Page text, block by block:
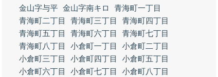
金山字与平 金山字南キロ
青海町一丁目
青海町二丁目
青海町三丁目
青海町四丁目
青海町五丁目
青海町六丁目
青海町七丁目
青海町八丁目
小倉町一丁目
小倉町二丁目
小倉町三丁目
小倉町四丁目
小倉町五丁目
小倉町六丁目
小倉町七丁目
小倉町八丁目